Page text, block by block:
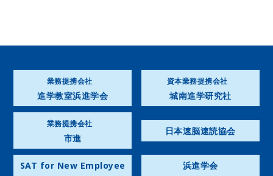
業務提携会社
進学教室浜進学会
資本業務提携会社
城南進学研究社
業務提携会社
市進
日本速脳速読協会
SAT for New Employee 浜進学会